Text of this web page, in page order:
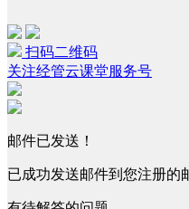
扫码二维码
关注经管云课堂服务号
邮件已发送！
已成功发送邮件到您注册的